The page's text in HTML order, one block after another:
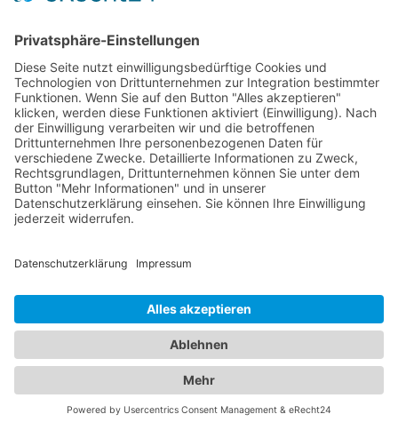
Jetzt Augenarzt finden!
Branchenbuch
Für Unternehmen
Unternehmen hinzufügen
Anzeigenschaltung
Rechtliches